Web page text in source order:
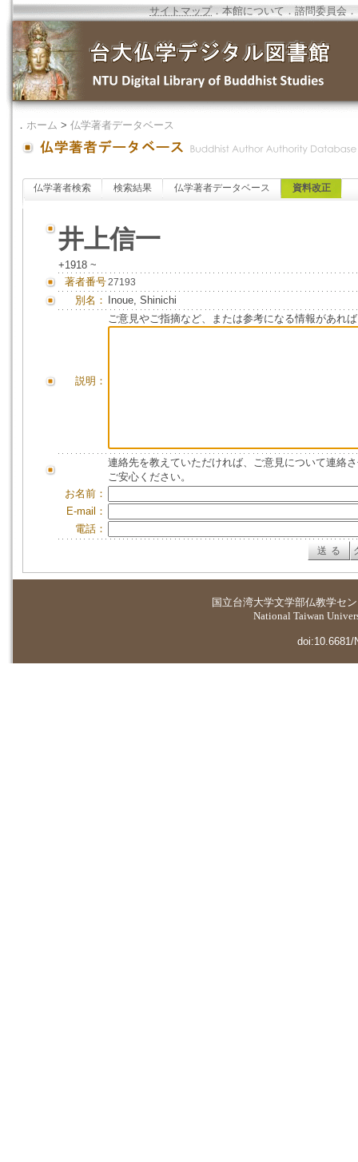
サイトマップ．本館について ．諮問委員会 ．
． ホーム > 仏学著者データベース
仏学著者検索 検索結果 仏学著者データベース 資料改正
井上信一
+1918 ~
著者番号27193
別名： Inoue, Shinichi
説明：
ご意見やご指摘など、または参考になる情報があれ
連絡先を教えていただければ、ご意見について連絡
ご安心ください。
お名前：
E-mail：
電話：
国立台湾大学文学部仏教学セ
National Taiwan
doi:10.6681/